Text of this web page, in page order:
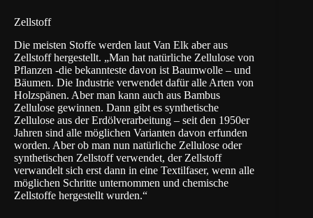
Zellstoff
Die meisten Stoffe werden laut Van Elk aber aus
Zellstoff hergestellt. „Man hat natürliche Zellulose von
Pflanzen -die bekannteste davon ist Baumwolle – und
Bäumen. Die Industrie verwendet dafür alle Arten von
Holzspänen. Aber man kann auch aus Bambus
Zellulose gewinnen. Dann gibt es synthetische
Zellulose aus der Erdölverarbeitung – seit den 1950er
Jahren sind alle möglichen Varianten davon erfunden
worden. Aber ob man nun natürliche Zellulose oder
synthetischen Zellstoff verwendet, der Zellstoff
verwandelt sich erst dann in eine Textilfaser, wenn alle
möglichen Schritte unternommen und chemische
Zellstoffe hergestellt wurden.“